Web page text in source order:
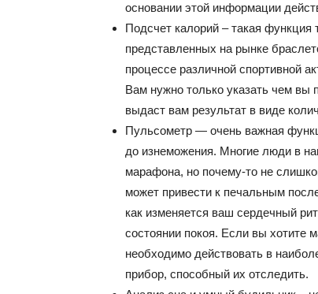
основании этой информации
Подсчет калорий – такая функция
представленных на рынке
процессе различной спортивной
Вам нужно только указать чем вы
выдаст вам результат в виде
Пульсометр — очень важная
до изнеможения. Многие люди в
марафона, но почему-то не
может привести к печальным
как изменяется ваш сердечный
состоянии покоя. Если вы хотите
необходимо действовать в
прибор, способный их отследить.